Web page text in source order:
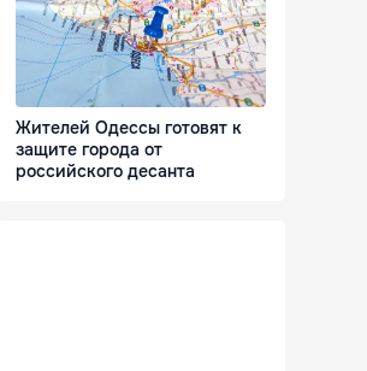
Жителей Одессы готовят к
защите города от
российского десанта